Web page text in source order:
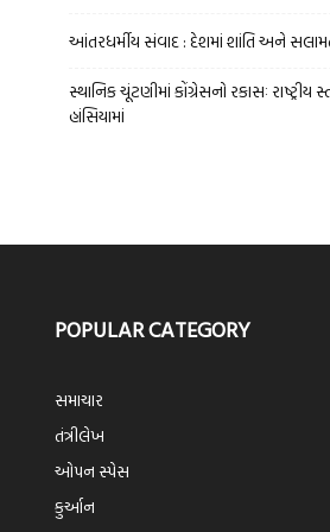
આંતરધર્મીય સંવાદ : દેશમાં શાંતિ અને
સ્થાનિક ચૂંટણીમાં કોંગ્રેસનો રકાસઃ રાષ્ટ્રીય
હાંસિયામાં
POPULAR CATEGORY
સમાચાર
તંત્રીલેખ
ઓપન સ્પેસ
કુર્આન